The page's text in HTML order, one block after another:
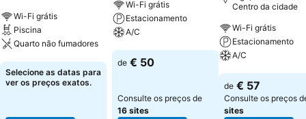
Wi-Fi grátis
Piscina
Quarto não fumadores
Ver preços
Selecione as datas para
ver os preços exatos.
Wi-Fi grátis
Estacionamento
A/C
Ver preços
de € 50
Consulte os preços de
16 sites
Centro da cidade
Wi-Fi grátis
Estacionamento
A/C
Ver preços
de € 57
Consulte os preços
sites